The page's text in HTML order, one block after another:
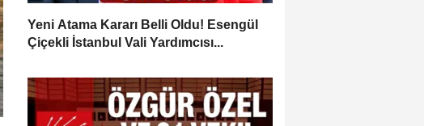
Yeni Atama Kararı Belli Oldu! Esengül
Çiçekli İstanbul Vali Yardımcısı...